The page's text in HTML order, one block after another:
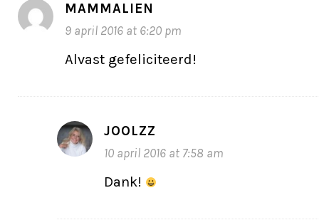
MAMMALIEN
9 april 2016 at 6:20 pm
Alvast gefeliciteerd!
JOOLZZ
10 april 2016 at 7:58 am
Dank!